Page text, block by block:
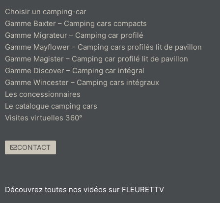
Choisir un camping-car
Gamme Baxter – Camping cars compacts
Gamme Migrateur – Camping car profilé
Gamme Mayflower – Camping cars profilés lit de pavillon
Gamme Magister – Camping car profilé lit de pavillon
Gamme Discover – Camping car intégral
Gamme Wincester – Camping cars intégraux
Les concessionnaires
Le catalogue camping cars
Visites virtuelles 360°
CONTACT
Découvrez toutes nos vidéos sur FLEURETTV